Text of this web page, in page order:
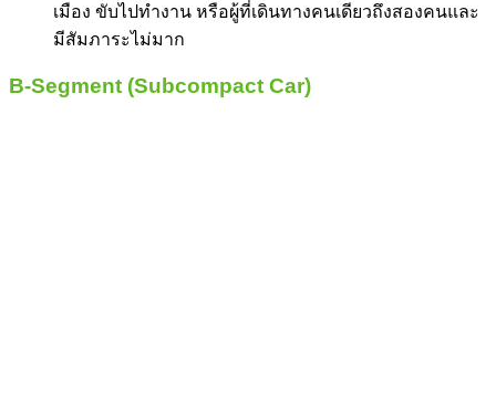
เมือง ขับไปทำงาน หรือผู้ที่เดินทางคนเดียวถึงสองคนและ
มีสัมภาระไม่มาก
B-Segment (Subcompact Car)